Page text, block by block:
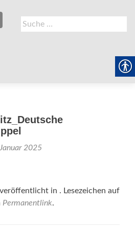
Suche
nach:
NAVIGATION
2025
in . Lesezeichen auf
Permanentlink.